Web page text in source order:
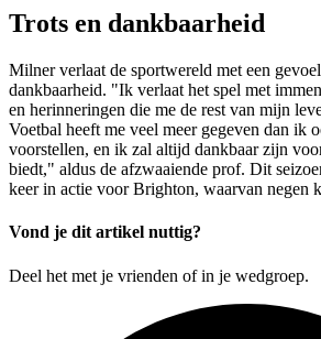
Trots en dankbaarheid
Milner verlaat de sportwereld met een
dankbaarheid. "Ik verlaat het spel met
en herinneringen die me de rest van mijn
Voetbal heeft me veel meer gegeven dan ik
voorstellen, en ik zal altijd dankbaar zijn
biedt," aldus de afzwaaiende prof. Dit
keer in actie voor Brighton, waarvan negen
Vond je dit artikel nuttig?
Deel het met je vrienden of in je wedgroep.